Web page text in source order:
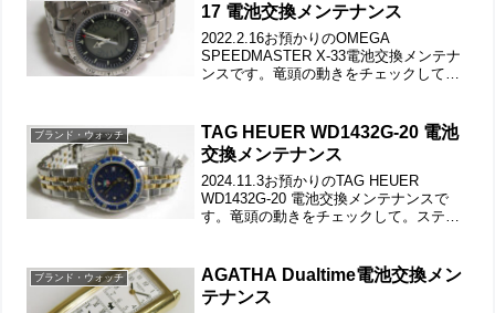
17 電池交換メンテナンス
2022.2.16お預かりのOMEGA
SPEEDMASTER X-33電池交換メンテナ
ンスです。竜頭の動きをチェックして。
外してラグ部の汚れもチェックします。
裏蓋の裏...
ブランド・ウォッチ
TAG HEUER WD1432G-20 電池
交換メンテナンス
2024.11.3お預かりのTAG HEUER
WD1432G-20 電池交換メンテナンスで
す。竜頭の動きをチェックして。ステン
部の汚れや弓環の汚れもチェックして。
裏蓋は...
ブランド・ウォッチ
AGATHA Dualtime電池交換メン
テナンス